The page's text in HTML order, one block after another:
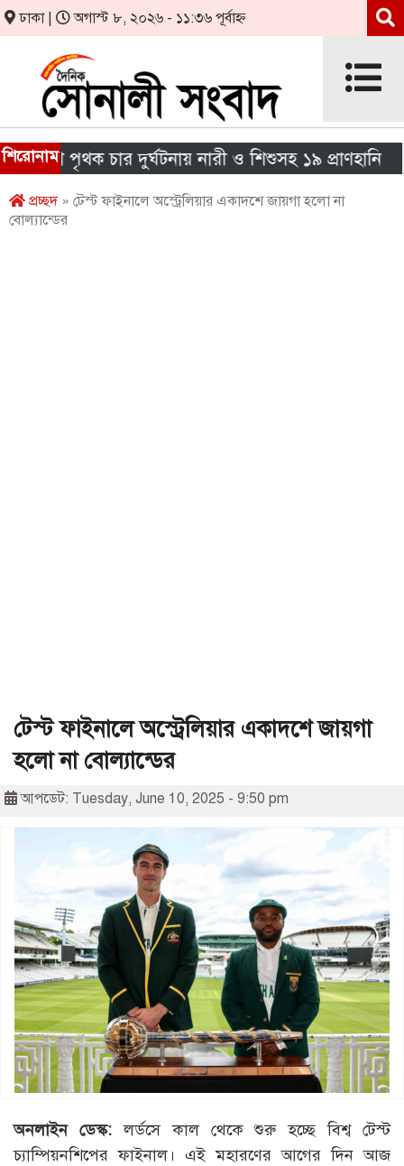
ঢাকা | অগাস্ট ৮, ২০২৬ - ১১:৩৬ পূর্বাহ্ন
শিরোনাম
পৃথক চার দুর্ঘটনায় নারী ও শিশুসহ ১৯ প্রাণহানি
প্রচ্ছদ» টেস্ট ফাইনালে অস্ট্রেলিয়ার একাদশে জায়গা হলো না
বোল্যান্ডের
টেস্ট ফাইনালে অস্ট্রেলিয়ার একাদশে জায়গা
হলো না বোল্যান্ডের
আপডেট: Tuesday, June 10, 2025 - 9:50 pm
অনলাইন ডেস্ক:লর্ডসে কাল থেকে শুরু হচ্ছে বিশ্ব টেস্ট
চ্যাম্পিয়নশিপের ফাইনাল। এই মহারণের আগের দিন আজ